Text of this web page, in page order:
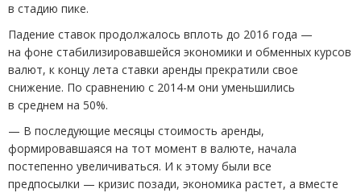
в стадию пике.
Падение ставок продолжалось вплоть до 2016 года —
на фоне стабилизировавшейся экономики и обменных курсов
валют, к концу лета ставки аренды прекратили свое
снижение. По сравнению с 2014-м они уменьшились
в среднем на 50%.
— В последующие месяцы стоимость аренды,
формировавшаяся на тот момент в валюте, начала
постепенно увеличиваться. И к этому были все
предпосылки — кризис позади, экономика растет, а вместе